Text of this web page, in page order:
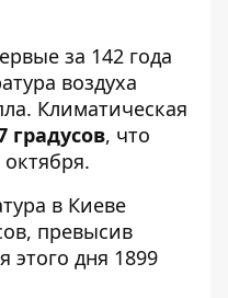
за 142 года
воздуха
Климатическая
, что
в Киеве
превысив
этого дня 1899